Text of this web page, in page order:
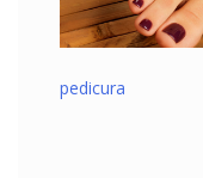
pedicura